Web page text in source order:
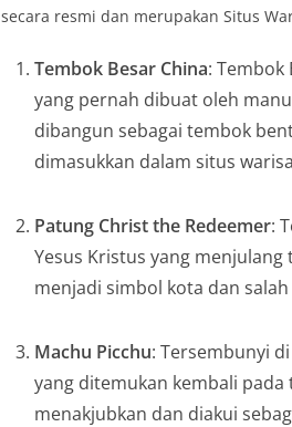
secara resmi dan merupakan Situs
Tembok Besar China: Tembok
yang pernah dibuat oleh
dibangun sebagai tembok
dimasukkan dalam situs
Patung Christ the Redeemer:
Yesus Kristus yang
menjadi simbol kota dan
Machu Picchu: Tersembunyi
yang ditemukan kembali
menakjubkan dan diakui